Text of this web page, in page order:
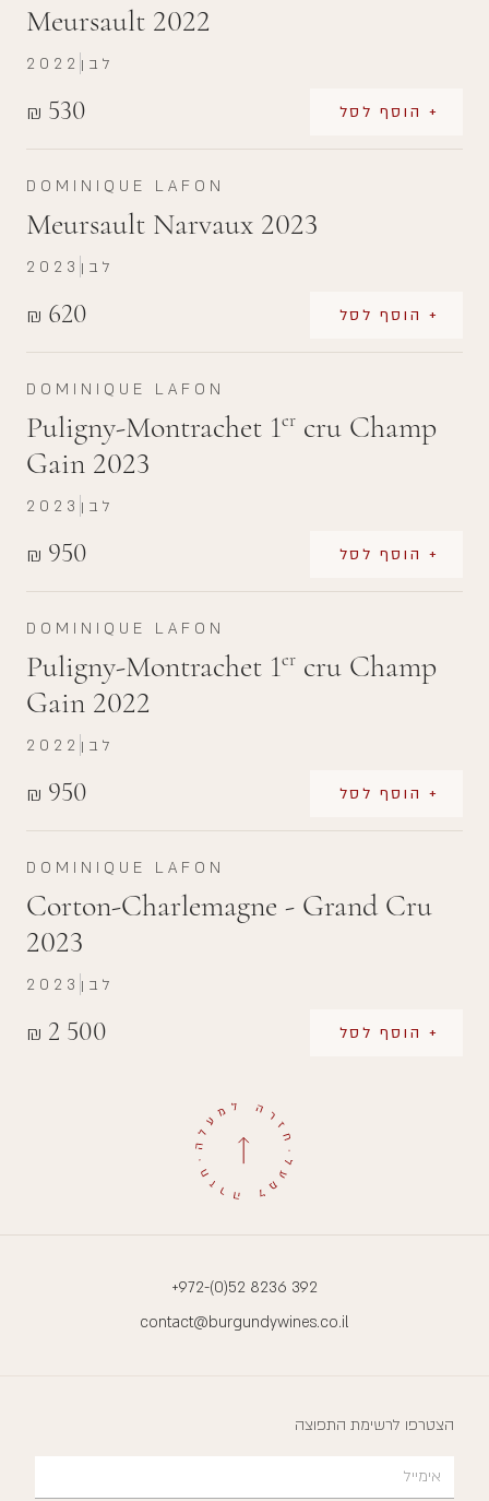
Meursault 2022
₪ 530 + הוסף לסל
2022 לבן
DOMINIQUE LAFON
Meursault Narvaux 2023
₪ 620 + הוסף לסל
2023 לבן
DOMINIQUE LAFON
Puligny-Montrachet 1er cru Champ
Gain 2023
₪ 950 + הוסף לסל
2023 לבן
DOMINIQUE LAFON
Puligny-Montrachet 1er cru Champ
Gain 2022
₪ 950 + הוסף לסל
2022 לבן
DOMINIQUE LAFON
Corton-Charlemagne - Grand Cru
2023
₪ 2 500 + הוסף לסל
2023 לבן
+972-(0)52 8236 392
contact@burgundywines.co.il
הצטרפו לרשימת התפוצה